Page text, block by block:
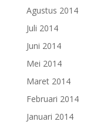
Agustus 2014
Juli 2014
Juni 2014
Mei 2014
Maret 2014
Februari 2014
Januari 2014